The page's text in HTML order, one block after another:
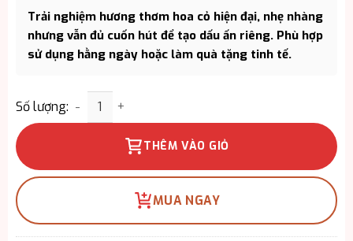
Trải nghiệm hương thơm hoa cỏ hiện đại, nhẹ nhàng
nhưng vẫn đủ cuốn hút để tạo dấu ấn riêng. Phù hợp
sử dụng hằng ngày hoặc làm quà tặng tinh tế.
Số lượng: Gucci Flora Magnolia EDP 3pcs – Nhẹ Nhàng
THÊM VÀO GIỎ
MUA NGAY